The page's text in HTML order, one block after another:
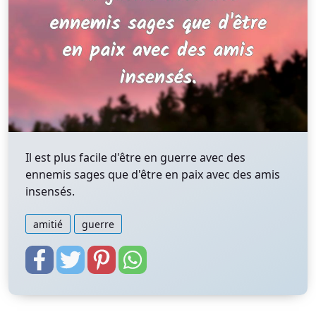
Il est plus facile d'être en guerre avec des
ennemis sages que d'être en paix avec des amis
insensés.
amitié guerre